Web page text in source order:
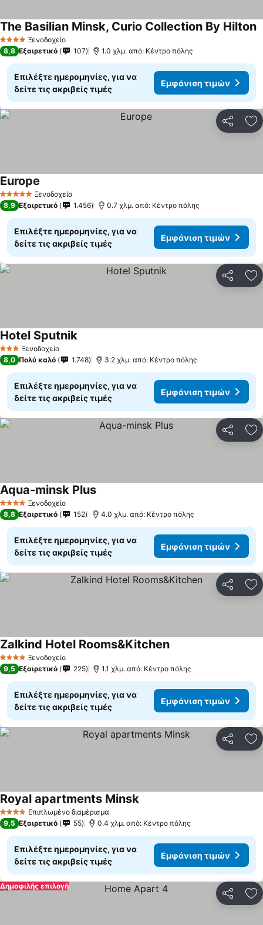
4 ΑστέριαΞενοδοχείο
The Basilian Minsk, Curio Collection By Hilton
8,8 Εξαιρετικό 107 1.0 χλμ. από: Κέντρο πόλης
Επιλέξτε ημερομηνίες, για να
δείτε τις ακριβείς τιμές
Εμφάνιση τιμών
5 Αστέρια Ξενοδοχείο
Europe
8,9 Εξαιρετικό 1.456 0.7 χλμ. από: Κέντρο πόλης
Επιλέξτε ημερομηνίες, για να
δείτε τις ακριβείς τιμές
Εμφάνιση τιμών
3 ΑστέριαΞενοδοχείο
Hotel SputnikΕμφάνιση τιμών
8,0 Πολύ καλό 1.748 3.2 χλμ. από: Κέντρο πόλης
Επιλέξτε ημερομηνίες, για να
δείτε τις ακριβείς τιμές
Εμφάνιση τιμών
4 ΑστέριαΞενοδοχείο
Aqua-minsk PlusΕμφάνιση τιμών
8,8 Εξαιρετικό 152 4.0 χλμ. από: Κέντρο πόλης
Επιλέξτε ημερομηνίες, για να
δείτε τις ακριβείς τιμές
Εμφάνιση τιμών
4 ΑστέριαΞενοδοχείο
Zalkind Hotel Rooms&KitchenΕμφάνιση τιμών
9,5 Εξαιρετικό 225 1.1 χλμ. από: Κέντρο πόλης
Επιλέξτε ημερομηνίες, για να
δείτε τις ακριβείς τιμές
Εμφάνιση τιμών
4 ΑστέριαΕπιπλωμένο διαμέρισμα
Royal apartments MinskΕμφάνιση τιμών
9,5 Εξαιρετικό 55 0.4 χλμ. από: Κέντρο πόλης
Επιλέξτε ημερομηνίες, για να
δείτε τις ακριβείς τιμές
Εμφάνιση τιμών
Δημοφιλής επιλογή